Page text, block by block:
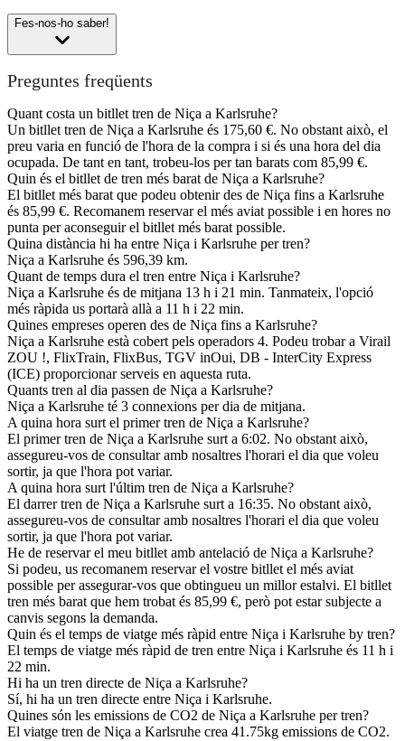
Fes-nos-ho saber!
Preguntes freqüents
Quant costa un bitllet tren de Niça a Karlsruhe?
Un bitllet tren de Niça a Karlsruhe és 175,60 €. No obstant això, el
preu varia en funció de l'hora de la compra i si és una hora del dia
ocupada. De tant en tant, trobeu-los per tan barats com 85,99 €.
Quin és el bitllet de tren més barat de Niça a Karlsruhe?
El bitllet més barat que podeu obtenir des de Niça fins a Karlsruhe
és 85,99 €. Recomanem reservar el més aviat possible i en hores no
punta per aconseguir el bitllet més barat possible.
Quina distància hi ha entre Niça i Karlsruhe per tren?
Niça a Karlsruhe és 596,39 km.
Quant de temps dura el tren entre Niça i Karlsruhe?
Niça a Karlsruhe és de mitjana 13 h i 21 min. Tanmateix, l'opció
més ràpida us portarà allà a 11 h i 22 min.
Quines empreses operen des de Niça fins a Karlsruhe?
Niça a Karlsruhe està cobert pels operadors 4. Podeu trobar a Virail
ZOU !, FlixTrain, FlixBus, TGV inOui, DB - InterCity Express
(ICE) proporcionar serveis en aquesta ruta.
Quants tren al dia passen de Niça a Karlsruhe?
Niça a Karlsruhe té 3 connexions per dia de mitjana.
A quina hora surt el primer tren de Niça a Karlsruhe?
El primer tren de Niça a Karlsruhe surt a 6:02. No obstant això,
assegureu-vos de consultar amb nosaltres l'horari el dia que voleu
sortir, ja que l'hora pot variar.
A quina hora surt l'últim tren de Niça a Karlsruhe?
El darrer tren de Niça a Karlsruhe surt a 16:35. No obstant això,
assegureu-vos de consultar amb nosaltres l'horari el dia que voleu
sortir, ja que l'hora pot variar.
He de reservar el meu bitllet amb antelació de Niça a Karlsruhe?
Si podeu, us recomanem reservar el vostre bitllet el més aviat
possible per assegurar-vos que obtingueu un millor estalvi. El bitllet
tren més barat que hem trobat és 85,99 €, però pot estar subjecte a
canvis segons la demanda.
Quin és el temps de viatge més ràpid entre Niça i Karlsruhe by tren?
El temps de viatge més ràpid de tren entre Niça i Karlsruhe és 11 h i
22 min.
Hi ha un tren directe de Niça a Karlsruhe?
Sí, hi ha un tren directe entre Niça i Karlsruhe.
Quines són les emissions de CO2 de Niça a Karlsruhe per tren?
El viatge tren de Niça a Karlsruhe crea 41.75kg emissions de CO2.